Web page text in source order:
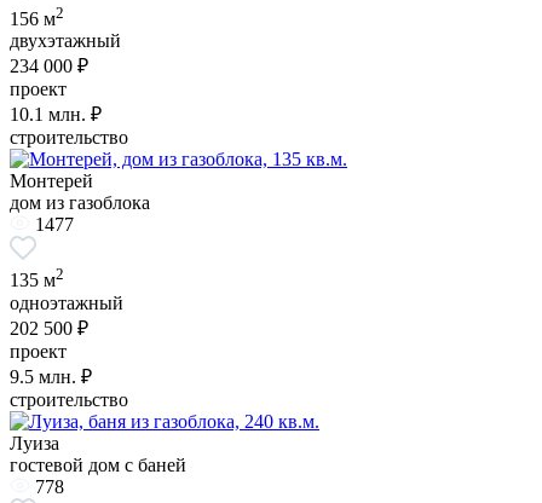
156 м2
двухэтажный
234 000 ₽
проект
10.1 млн. ₽
строительство
Монтерей
дом из газоблока
1477
135 м2
одноэтажный
202 500 ₽
проект
9.5 млн. ₽
строительство
Луиза
гостевой дом с баней
778